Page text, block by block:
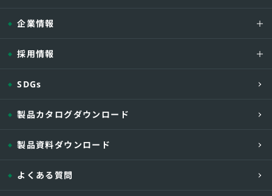
企業情報
採用情報
SDGs
製品カタログダウンロード
製品資料ダウンロード
よくある質問